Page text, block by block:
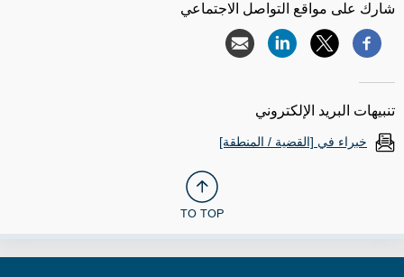
شارك على مواقع التواصل الاجتماعي
تنبيهات البريد الإلكتروني
خبراء في [القضية / المنطقة]
TO TOP